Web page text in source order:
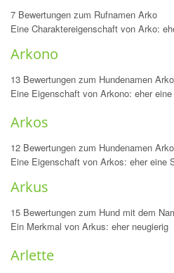
7 Bewertungen zum Rufnamen Arko
Eine Charaktereigenschaft von Arko:
Arkono
13 Bewertungen zum Hundenamen
Eine Eigenschaft von Arkono: eher
Arkos
12 Bewertungen zum Hundenamen
Eine Eigenschaft von Arkos: eher eine
Arkus
15 Bewertungen zum Hund mit dem
Ein Merkmal von Arkus: eher neugierig
Arlette